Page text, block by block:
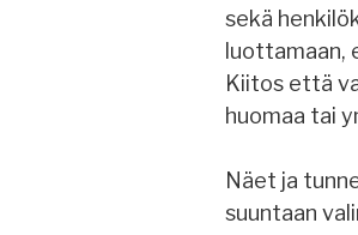
sekä
luottamaan,
Kiitos että
huomaa tai
Näet ja
suuntaan